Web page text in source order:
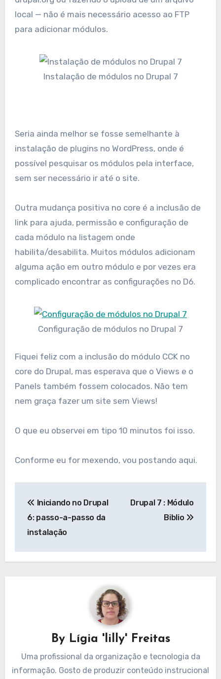
local — não é mais necessário acesso ao FTP
para adicionar módulos.
Instalação de módulos no Drupal 7
Seria ainda melhor se fosse semelhante à
instalação de plugins no WordPress, onde é
possível pesquisar os módulos pela interface,
sem ser necessário ir até o site.
Outra mudança positiva no core é a inclusão de
link para ajuda, permissão e configuração de
cada módulo na listagem onde
habilita/desabilita. Muitos módulos adicionam
alguma ação em outro módulo e por vezes era
complicado encontrar as configurações no D6.
Configuração de módulos no Drupal 7
Fiquei feliz com a inclusão do módulo CCK no
core do Drupal, mas esperava que o Views e o
Panels também fossem colocados. Não tem
nem graça fazer um site sem Views!
O que eu observei em tipo 10 minutos foi isso.
Conforme eu for mexendo, vou postando aqui.
de
Post
Iniciando no Drupal
6: passo-a-passo da
instalação
Drupal 7 : Módulo
Biblio
By Lígia 'lilly' Freitas
Uma profissional da organização e tecnologia da
informação. Gosto de produzir conteúdo instrucional